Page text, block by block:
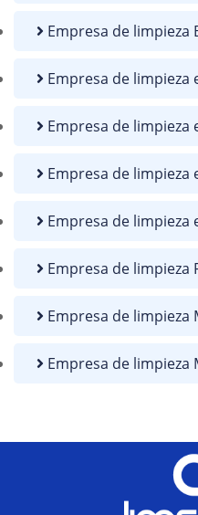
Empresa de limpieza
Empresa de limpieza
Empresa de limpieza
Empresa de limpieza
Empresa de limpieza
Empresa de limpieza
Empresa de limpieza
Empresa de limpieza